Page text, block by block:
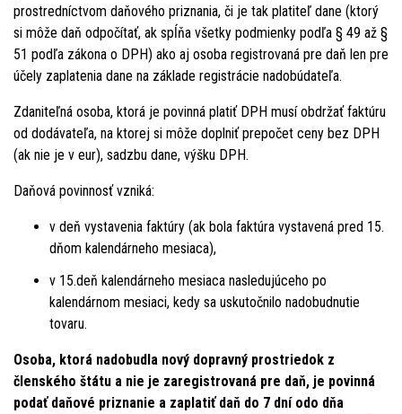
prostredníctvom daňového priznania, či je tak platiteľ dane (ktorý
si môže daň odpočítať, ak spĺňa všetky podmienky podľa § 49 až §
51 podľa zákona o DPH) ako aj osoba registrovaná pre daň len pre
účely zaplatenia dane na základe registrácie nadobúdateľa.
Zdaniteľná osoba, ktorá je povinná platiť DPH musí obdržať faktúru
od dodávateľa, na ktorej si môže doplniť prepočet ceny bez DPH
(ak nie je v eur), sadzbu dane, výšku DPH.
Daňová povinnosť vzniká:
v deň vystavenia faktúry (ak bola faktúra vystavená pred 15.
dňom kalendárneho mesiaca),
v 15.deň kalendárneho mesiaca nasledujúceho po
kalendárnom mesiaci, kedy sa uskutočnilo nadobudnutie
tovaru.
Osoba, ktorá nadobudla nový dopravný prostriedok z
členského štátu a nie je zaregistrovaná pre daň, je povinná
podať daňové priznanie a zaplatiť daň do 7 dní odo dňa